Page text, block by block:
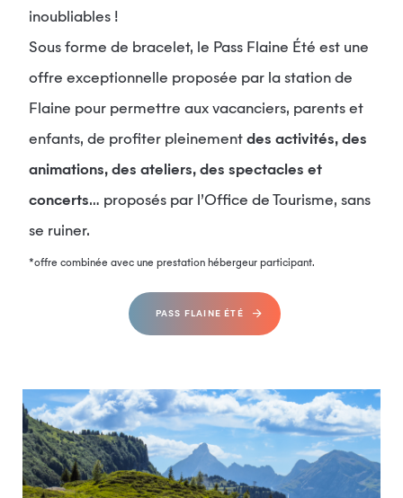
inoubliables !
Sous forme de bracelet, le Pass Flaine Été est une
offre exceptionnelle proposée par la station de
Flaine pour permettre aux vacanciers, parents et
enfants, de profiter pleinement des activités, des
animations, des ateliers, des spectacles et
concerts… proposés par l’Office de Tourisme, sans
se ruiner.
*offre combinée avec une prestation hébergeur participant.
PASS FLAINE ÉTÉ